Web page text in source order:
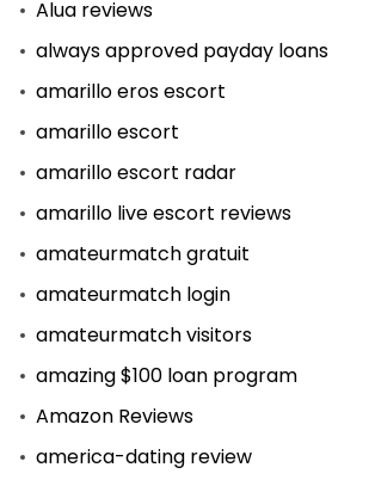
Alua reviews
always approved payday loans
amarillo eros escort
amarillo escort
amarillo escort radar
amarillo live escort reviews
amateurmatch gratuit
amateurmatch login
amateurmatch visitors
amazing $100 loan program
Amazon Reviews
america-dating review